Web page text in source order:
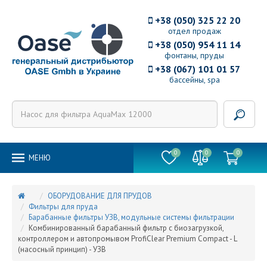
отдел продаж
+38 (050) 325 22 20
фонтаны, пруды
+38 (050) 954 11 14
бассейны, spa
+38 (067) 101 01 57
MEНЮ
0 0 0
ОБОРУДОВАНИЕ ДЛЯ ПРУДОВ
Фильтры для пруда
Барабанные фильтры УЗВ, модульные системы фильтрации
Комбинированный барабанный фильтр с биозагрузкой,
контроллером и автопромывом ProfiClear Premium Compact - L
(насосный принцип) - УЗВ